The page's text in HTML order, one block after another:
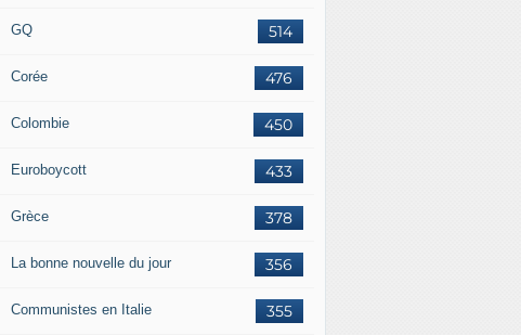
514
GQ
476
Corée
450
Colombie
433
Euroboycott
378
Grèce
356
La bonne nouvelle du jour
355
Communistes en Italie